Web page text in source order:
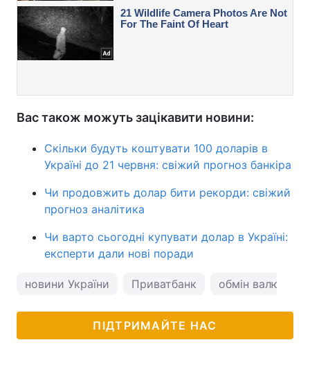
Вас також можуть зацікавити новини:
Скільки будуть коштувати 100 доларів в
Україні до 21 червня: свіжий прогноз банкіра
Чи продовжить долар бити рекорди: свіжий
прогноз аналітика
Чи варто сьогодні купувати долар в Україні:
експерти дали нові поради
новини України Приватбанк обмін валют
ПІДТРИМАЙТЕ НАС